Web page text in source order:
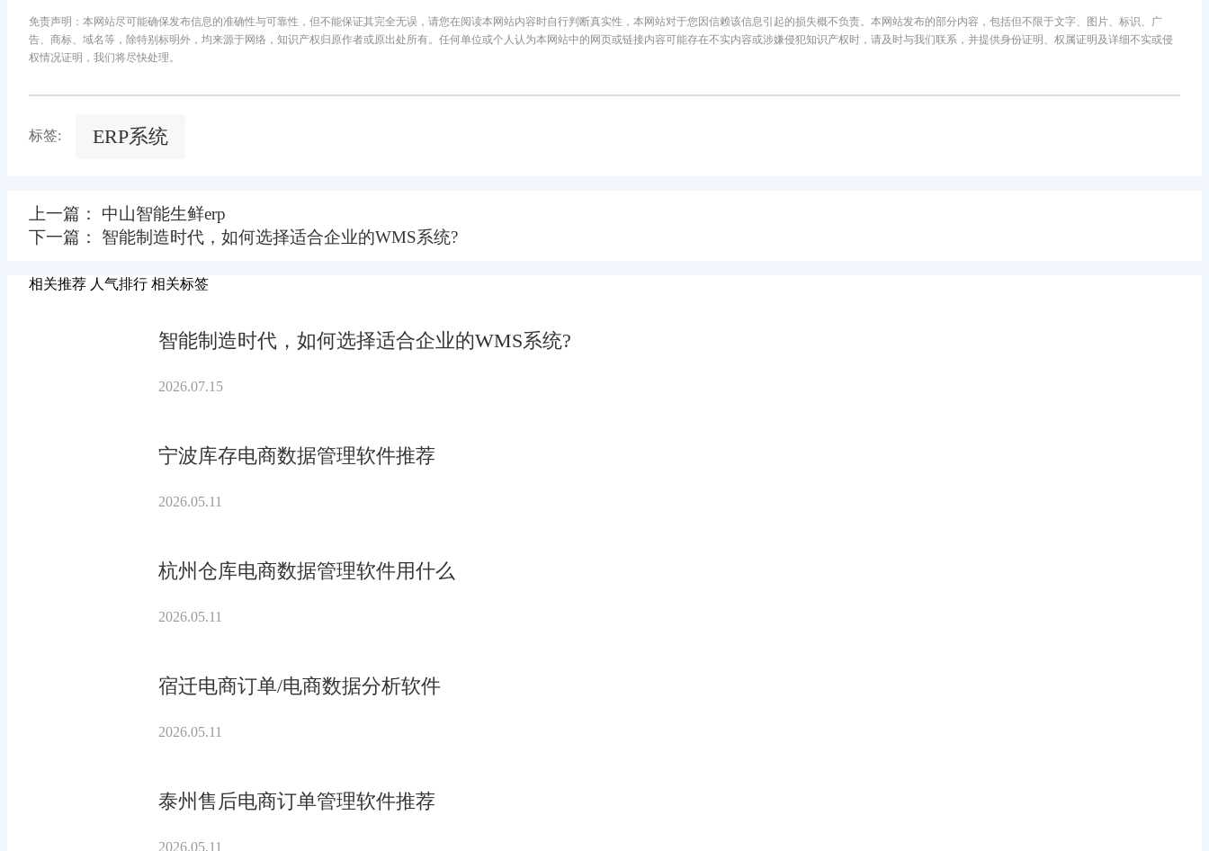
免责声明：本网站尽可能确保发布信息的准确性与可靠性，但不能保证其完全无误，请您在阅读本网站内容时自行判断真实性，本网站对于您因信赖该信息引起的损失概不负责。本网站发布的部分内容，包括但不限于文字、图片、标识、广
告、商标、域名等，除特别标明外，均来源于网络，知识产权归原作者或原出处所有。任何单位或个人认为本网站中的网页或链接内容可能存在不实内容或涉嫌侵犯知识产权时，请及时与我们联系，并提供身份证明、权属证明及详细不实或侵
权情况证明，我们将尽快处理。
标签: ERP系统
上一篇： 中山智能生鲜erp
下一篇： 智能制造时代，如何选择适合企业的WMS系统?
相关推荐 人气排行 相关标签
智能制造时代，如何选择适合企业的WMS系统?
2026.07.15
宁波库存电商数据管理软件推荐
2026.05.11
杭州仓库电商数据管理软件用什么
2026.05.11
宿迁电商订单/电商数据分析软件
2026.05.11
泰州售后电商订单管理软件推荐
2026.05.11